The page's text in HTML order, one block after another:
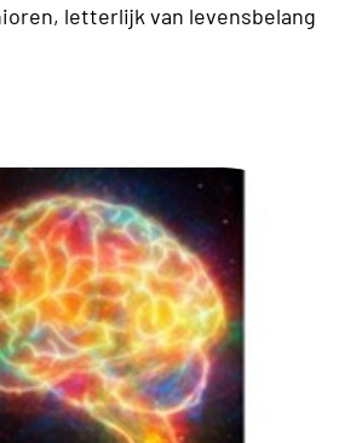
letterlijk van levensbelang